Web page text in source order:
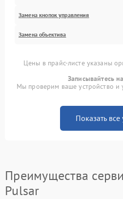
Замена кнопок управления
Замена объектива
Цены в прайс-листе указаны
Записывайтесь
Мы проверим ваше устройство и
Показать все
Преимущества
Pulsar